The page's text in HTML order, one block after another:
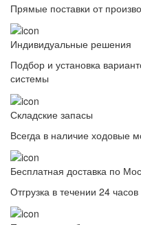
Прямые поставки от
Индивидуальные решения
Подбор и установка
системы
Складские запасы
Всегда в наличие ходовые
Бесплатная доставка по
Отгрузка в течении 24 часов